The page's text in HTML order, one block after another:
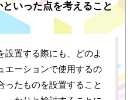
いった点を考えること
設置する際にも、どのよ
エーションで使用するの
ったものを設置すること